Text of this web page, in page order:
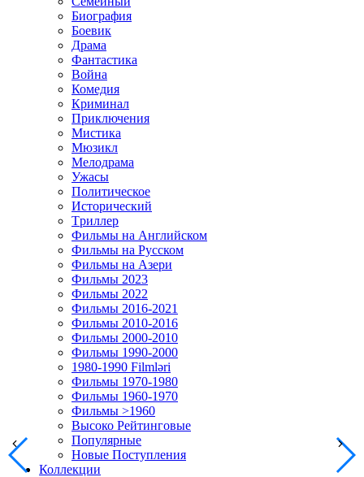
Биография
Боевик
Драма
Фантастика
Война
Комедия
Криминал
Приключения
Мистика
Мюзикл
Мелодрама
Ужасы
Политическое
Исторический
Tриллер
Фильмы на Английском
Фильмы на Русском
Фильмы на Азери
Фильмы 2023
Фильмы 2022
Фильмы 2016-2021
Фильмы 2010-2016
Фильмы 2000-2010
Фильмы 1990-2000
1980-1990 Filmləri
Фильмы 1970-1980
Фильмы 1960-1970
Фильмы >1960
Высоко Рейтинговые
Популярные
Новые Поступления
Коллекции